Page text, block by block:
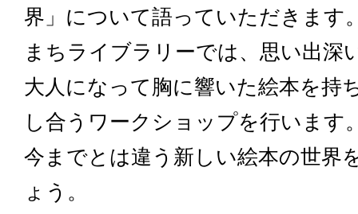
界」について語っていただきます
まちライブラリーでは、思い出深
大人になって胸に響いた絵本を持
し合うワークショップを行います
今までとは違う新しい絵本の世界
ょう。